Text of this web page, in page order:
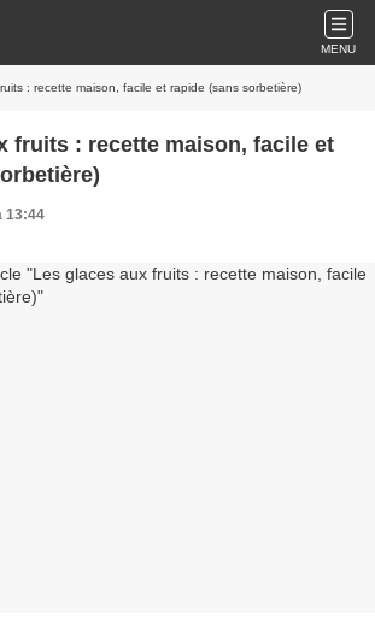
MENU
: recette maison, facile et rapide (sans sorbetière)
fruits : recette maison, facile et
13:44